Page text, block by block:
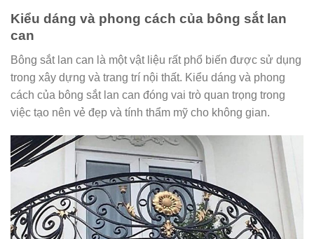
Kiểu dáng và phong cách của bông sắt lan
can
Bông sắt lan can là một vật liệu rất phổ biến được sử dụng
trong xây dựng và trang trí nội thất. Kiểu dáng và phong
cách của bông sắt lan can đóng vai trò quan trọng trong
việc tạo nên vẻ đẹp và tính thẩm mỹ cho không gian.